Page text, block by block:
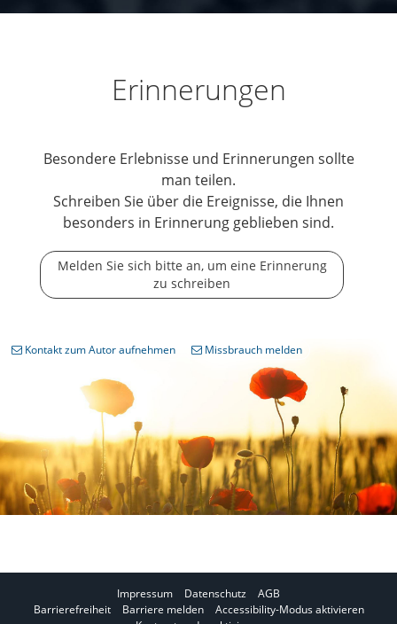
Erinnerungen
Besondere Erlebnisse und Erinnerungen sollte
man teilen.
Schreiben Sie über die Ereignisse, die Ihnen
besonders in Erinnerung geblieben sind.
Melden Sie sich bitte an, um eine Erinnerung
zu schreiben
Kontakt zum Autor aufnehmen Missbrauch melden
Impressum Datenschutz
AGB
Barrierefreiheit
Barriere melden
IAccessibility-Modus aktivieren